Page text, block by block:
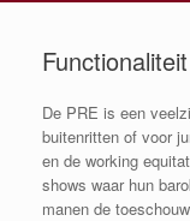
Functionaliteit
De PRE is een
buitenritten of voor
en de working
shows waar hun
manen de